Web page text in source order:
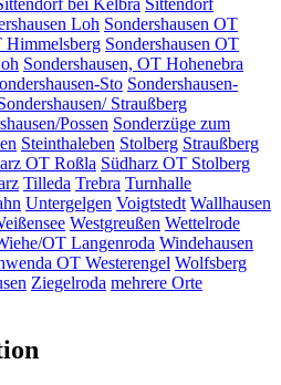
bei Kelbra Sittendorf
Loh Sondershausen OT
Himmelsberg Sondershausen OT
Sondershausen, OT Hohenebra
Sto Sondershausen-
Straußberg
Possen Sonderzüge zum
Steinthaleben Stolberg Straußberg
OT Roßla Südharz OT Stolberg
Tilleda Trebra Turnhalle
Untergelgen Voigtstedt Wallhausen
Westgreußen Wettelrode
OT Langenroda Windehausen
OT Westerengel Wolfsberg
Ziegelroda mehrere Orte